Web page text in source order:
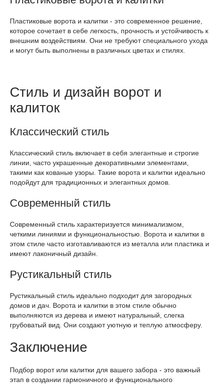
Пластиковые ворота и калитки - это современное решение,
которое сочетает в себе легкость, прочность и устойчивость к
внешним воздействиям. Они не требуют специального ухода
и могут быть выполнены в различных цветах и стилях.
Стиль и дизайн ворот и
калиток
Классический стиль
Классический стиль включает в себя элегантные и строгие
линии, часто украшенные декоративными элементами,
такими как кованые узоры. Такие ворота и калитки идеально
подойдут для традиционных и элегантных домов.
Современный стиль
Современный стиль характеризуется минимализмом,
четкими линиями и функциональностью. Ворота и калитки в
этом стиле часто изготавливаются из металла или пластика и
имеют лаконичный дизайн.
Рустикальный стиль
Рустикальный стиль идеально подходит для загородных
домов и дач. Ворота и калитки в этом стиле обычно
выполняются из дерева и имеют натуральный, слегка
грубоватый вид. Они создают уютную и теплую атмосферу.
Заключение
Подбор ворот или калитки для вашего забора - это важный
этап в создании гармоничного и функционального